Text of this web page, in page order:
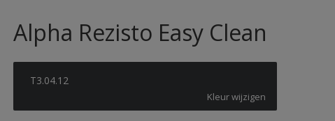
Alpha Rezisto Easy Clean
T3.04.12
Kleur wijzigen